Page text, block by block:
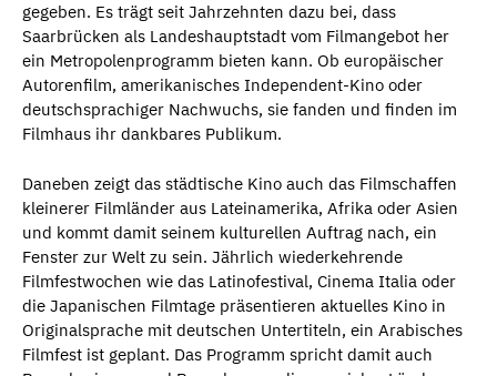
gegeben. Es trägt seit Jahrzehnten dazu bei, dass
Saarbrücken als Landeshauptstadt vom Filmangebot her
ein Metropolenprogramm bieten kann. Ob europäischer
Autorenfilm, amerikanisches Independent-Kino oder
deutschsprachiger Nachwuchs, sie fanden und finden im
Filmhaus ihr dankbares Publikum.
Daneben zeigt das städtische Kino auch das Filmschaffen
kleinerer Filmländer aus Lateinamerika, Afrika oder Asien
und kommt damit seinem kulturellen Auftrag nach, ein
Fenster zur Welt zu sein. Jährlich wiederkehrende
Filmfestwochen wie das Latinofestival, Cinema Italia oder
die Japanischen Filmtage präsentieren aktuelles Kino in
Originalsprache mit deutschen Untertiteln, ein Arabisches
Filmfest ist geplant. Das Programm spricht damit auch